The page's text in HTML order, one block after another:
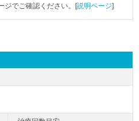
ジでご確認ください。[説明ページ]